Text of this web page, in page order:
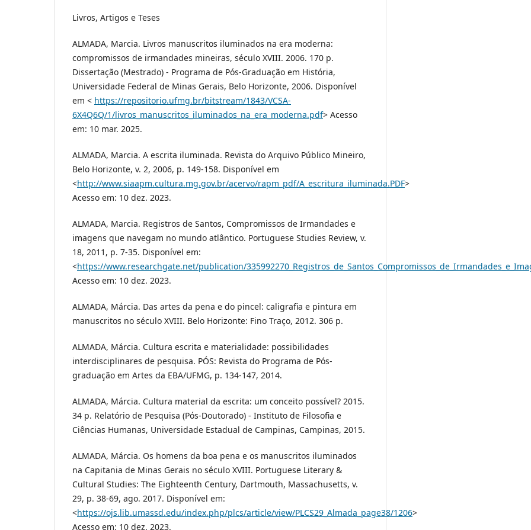
Livros, Artigos e Teses
ALMADA, Marcia. Livros manuscritos iluminados na era moderna:
compromissos de irmandades mineiras, século XVIII. 2006. 170 p.
Dissertação (Mestrado) - Programa de Pós-Graduação em História,
Universidade Federal de Minas Gerais, Belo Horizonte, 2006. Disponível
em < https://repositorio.ufmg.br/bitstream/1843/VCSA-
6X4Q6Q/1/livros_manuscritos_iluminados_na_era_moderna.pdf> Acesso
em: 10 mar. 2025.
ALMADA, Marcia. A escrita iluminada. Revista do Arquivo Público Mineiro,
Belo Horizonte, v. 2, 2006, p. 149-158. Disponível em
<http://www.siaapm.cultura.mg.gov.br/acervo/rapm_pdf/A_escritura_iluminada.PDF>
Acesso em: 10 dez. 2023.
ALMADA, Marcia. Registros de Santos, Compromissos de Irmandades e
imagens que navegam no mundo atlântico. Portuguese Studies Review, v.
18, 2011, p. 7-35. Disponível em:
<https://www.researchgate.net/publication/
Acesso em: 10 dez. 2023.
ALMADA, Márcia. Das artes da pena e do pincel: caligrafia e pintura em
manuscritos no século XVIII. Belo Horizonte: Fino Traço, 2012. 306 p.
ALMADA, Márcia. Cultura escrita e materialidade: possibilidades
interdisciplinares de pesquisa. PÓS: Revista do Programa de Pós-
graduação em Artes da EBA/UFMG, p. 134-147, 2014.
ALMADA, Márcia. Cultura material da escrita: um conceito possível? 2015.
34 p. Relatório de Pesquisa (Pós-Doutorado) - Instituto de Filosofia e
Ciências Humanas, Universidade Estadual de Campinas, Campinas, 2015.
ALMADA, Márcia. Os homens da boa pena e os manuscritos iluminados
na Capitania de Minas Gerais no século XVIII. Portuguese Literary &
Cultural Studies: The Eighteenth Century, Dartmouth, Massachusetts, v.
29, p. 38-69, ago. 2017. Disponível em:
<https://ojs.lib.umassd.edu/index.php/plcs/article/view/PLCS29_Almada_page38/1206>
Acesso em: 10 dez. 2023.